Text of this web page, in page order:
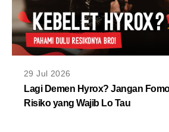
29 Jul 2026
Lagi Demen Hyrox? Jangan
Risiko yang Wajib Lo Tau